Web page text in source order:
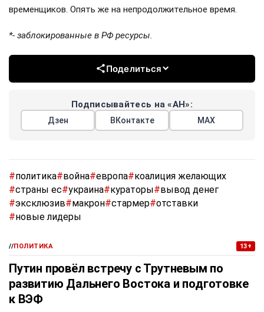
временщиков. Опять же на непродолжительное время.
*- заблокированные в РФ ресурсы.
Поделиться
Подписывайтесь на «АН»:
Дзен ВКонтакте МАХ
#политика#война#европа#коалиция желающих
#страны ес#украина#кураторы#вывод денег
#эксклюзив#макрон#стармер#отставки
#новые лидеры
//ПОЛИТИКА 13+
Путин провёл встречу с Трутневым по
развитию Дальнего Востока и подготовке
к ВЭФ